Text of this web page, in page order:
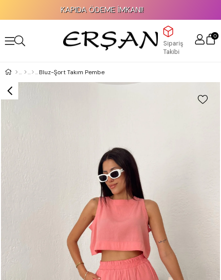
KAPIDA ÖDEME İMKANI!
Sipariş
Takibi
0
Bluz-Şort Takım Pembe